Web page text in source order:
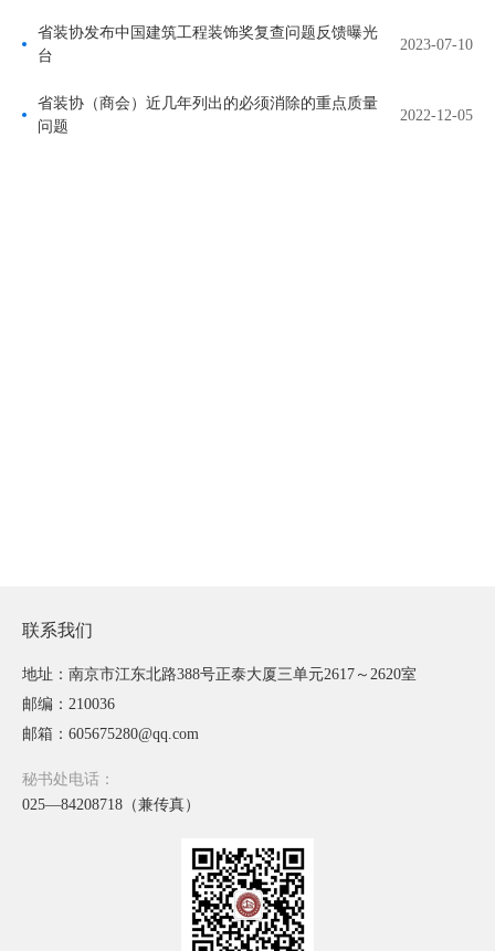
省装协发布中国建筑工程装饰奖复查问题反馈曝光
台
2023-07-10
省装协（商会）近几年列出的必须消除的重点质量
问题
2022-12-05
联系我们
地址：南京市江东北路388号正泰大厦三单元2617～2620室
邮编：210036
邮箱：605675280@qq.com
秘书处电话：
025—84208718（兼传真）